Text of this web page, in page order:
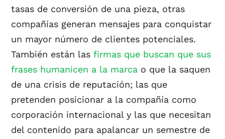
tasas de conversión de una pieza, otras
compañías generan mensajes para conquistar
un mayor número de clientes potenciales.
También están lasfirmas que buscan que sus
frases humanicen a la marca o que la saquen
de una crisis de reputación; las que
pretenden posicionar a la compañía como
corporación internacional y las que necesitan
del contenido para apalancar un semestre de